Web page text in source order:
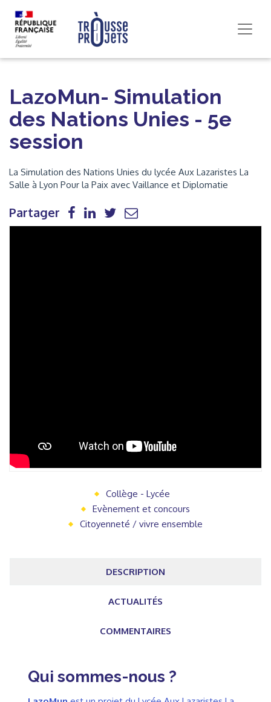
LazoMun- Simulation
des Nations Unies - 5e
session
La Simulation des Nations Unies du lycée Aux Lazaristes La
Salle à Lyon Pour la Paix avec Vaillance et Diplomatie
Partager
Collège - Lycée
Evènement et concours
Citoyenneté / vivre ensemble
DESCRIPTION
ACTUALITÉS
COMMENTAIRES
Qui sommes-nous ?